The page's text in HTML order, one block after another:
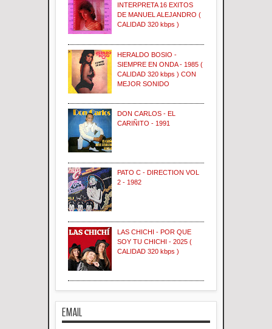
INTERPRETA 16 EXITOS
DE MANUEL ALEJANDRO (
CALIDAD 320 kbps )
HERALDO BOSIO -
SIEMPRE EN ONDA - 1985 (
CALIDAD 320 kbps ) CON
MEJOR SONIDO
DON CARLOS - EL
CARIÑITO - 1991
PATO C - DIRECTION VOL
2 - 1982
LAS CHICHI - POR QUE
SOY TU CHICHI - 2025 (
CALIDAD 320 kbps )
EMAIL